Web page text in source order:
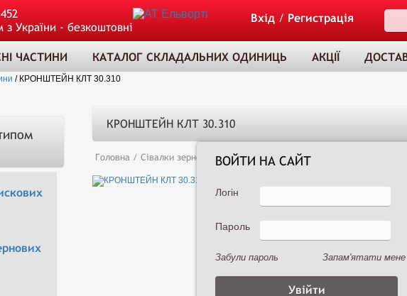
України - безкоштовні
Вхід/ Регистрація
ЧАСТИНИ КАТАЛОГ СКЛАДАЛЬНИХ ОДИНИЦЬ АКЦІЇ
/ КРОНШТЕЙН КЛТ 30.310
КРОНШТЕЙН КЛТ 30.310
Головна / Сівалки зернові /Сеялка зернотуковая рядовая Астра 3,6А
ВОЙТИ НА САЙТ
Логін
Пароль
Забули пароль Запам'ятати мене